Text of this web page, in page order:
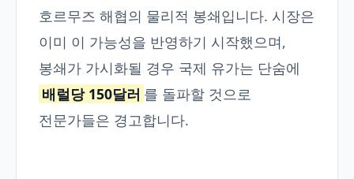
호르무즈 해협의 물리적 봉쇄입니다. 시장은
이미 이 가능성을 반영하기 시작했으며,
봉쇄가 가시화될 경우 국제 유가는 단숨에
배럴당 150달러 를 돌파할 것으로
전문가들은 경고합니다.